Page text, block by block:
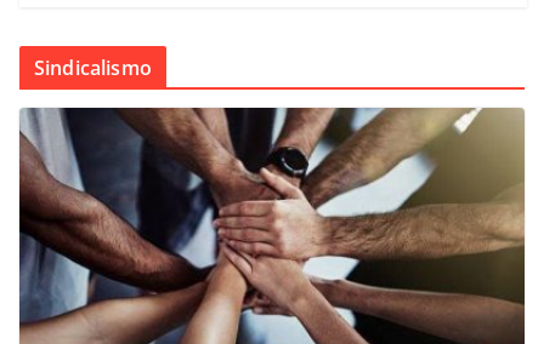
Sindicalismo